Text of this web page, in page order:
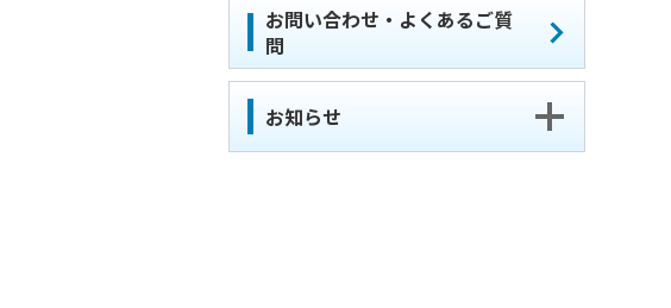
お問い合わせ・よくあるご質
問
お知らせ